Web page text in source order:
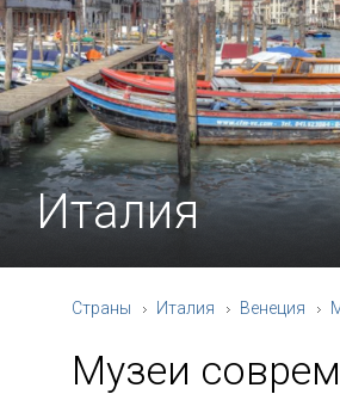
Италия
Страны Италия Венеция
Музеи